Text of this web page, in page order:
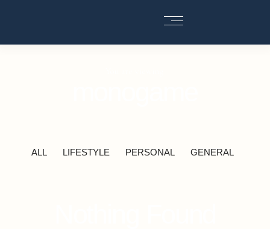
ALL LIFESTYLE PERSONAL GENERAL